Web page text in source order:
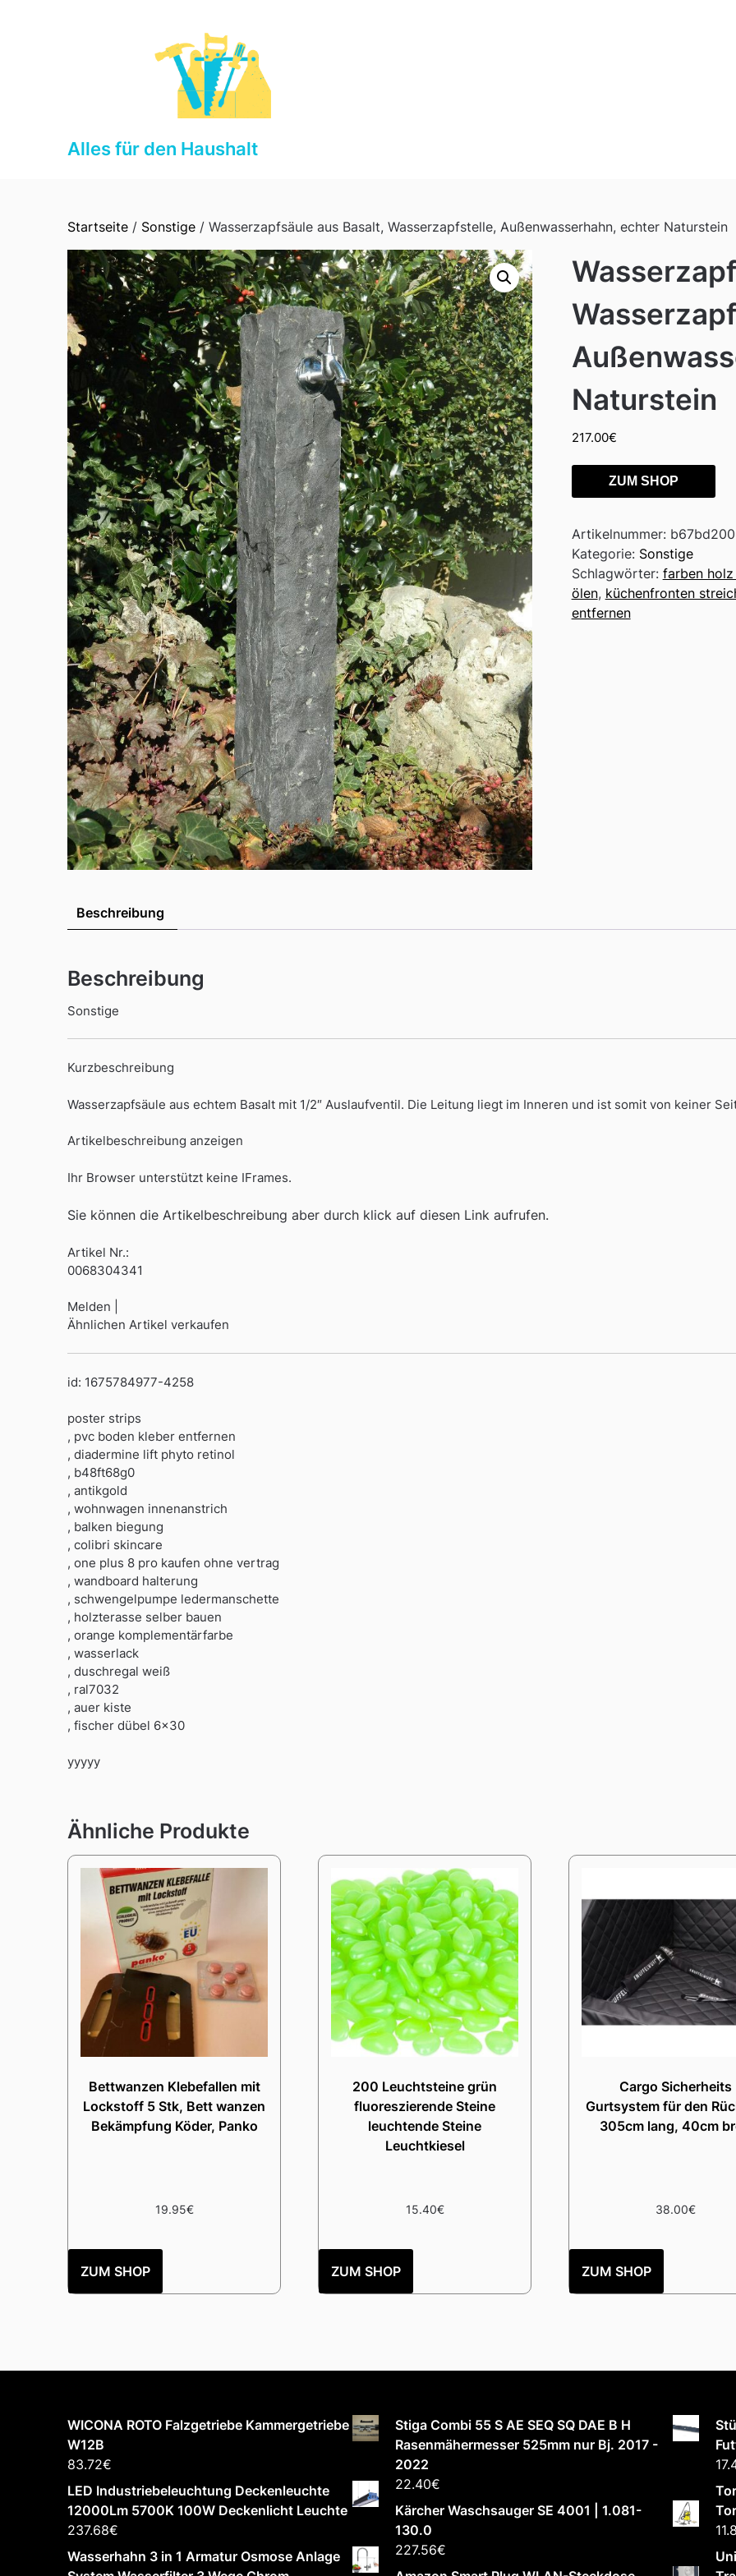
Alles für den Haushalt
Startseite / Sonstige / Wasserzapfsäule aus Basalt, Wasserzapfstelle, Außenwasserhahn, echter Naturstein
Naturstein
217.00€
ZUM SHOP
Artikelnummer:
Kategorie: Sonstige
Schlagwörter: farben holz
ölen, küchenfronten
entfernen
Beschreibung
Beschreibung
Sonstige
Kurzbeschreibung
Wasserzapfsäule aus echtem Basalt mit 1/2″ Auslaufventil. Die Leitung liegt im Inneren und ist somit von keiner
Artikelbeschreibung anzeigen
Ihr Browser unterstützt keine IFrames.
Sie können die Artikelbeschreibung aber durch klick auf diesen Link aufrufen.
Artikel Nr.:
0068304341
Melden |
Ähnlichen Artikel verkaufen
id: 1675784977-4258
poster strips
, pvc boden kleber entfernen
, diadermine lift phyto retinol
, b48ft68g0
, antikgold
, wohnwagen innenanstrich
, balken biegung
, colibri skincare
, one plus 8 pro kaufen ohne vertrag
, wandboard halterung
, schwengelpumpe ledermanschette
, holzterasse selber bauen
, orange komplementärfarbe
, wasserlack
, duschregal weiß
, ral7032
, auer kiste
, fischer dübel 6×30
yyyyy
Ähnliche Produkte
Bettwanzen Klebefallen mit
Lockstoff 5 Stk, Bett wanzen
Bekämpfung Köder, Panko
19.95€
ZUM SHOP
200 Leuchtsteine grün
fluoreszierende Steine
leuchtende Steine
Leuchtkiesel
15.40€
ZUM SHOP
Cargo Sicherheits
Gurtsystem für den
305cm lang, 40cm
38.00€
ZUM SHOP
WICONA ROTO Falzgetriebe Kammergetriebe
W12B
83.72€
LED Industriebeleuchtung Deckenleuchte
12000Lm 5700K 100W Deckenlicht Leuchte
237.68€
Wasserhahn 3 in 1 Armatur Osmose Anlage
Stiga Combi 55 S AE SEQ SQ DAE B H
Rasenmähermesser 525mm nur Bj. 2017 -
2022
22.40€
Kärcher Waschsauger SE 4001 | 1.081-
130.0
227.56€